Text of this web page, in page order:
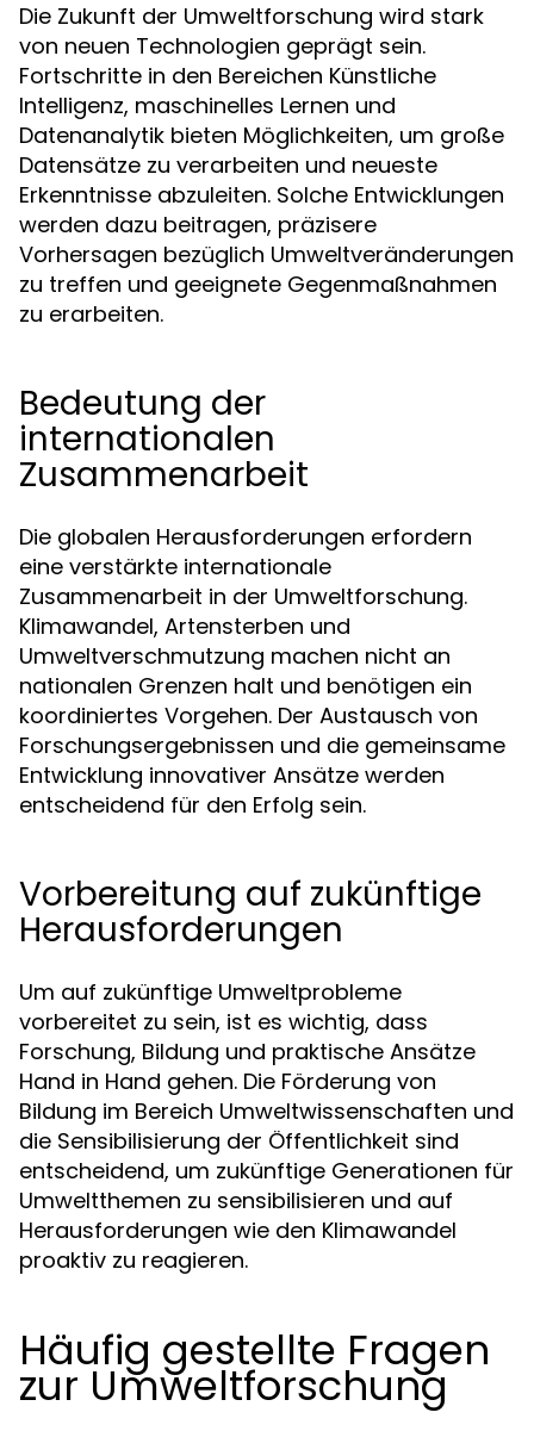
Die Zukunft der Umweltforschung wird stark
von neuen Technologien geprägt sein.
Fortschritte in den Bereichen Künstliche
Intelligenz, maschinelles Lernen und
Datenanalytik bieten Möglichkeiten, um große
Datensätze zu verarbeiten und neueste
Erkenntnisse abzuleiten. Solche Entwicklungen
werden dazu beitragen, präzisere
Vorhersagen bezüglich Umweltveränderungen
zu treffen und geeignete Gegenmaßnahmen
zu erarbeiten.
Bedeutung der
internationalen
Zusammenarbeit
Die globalen Herausforderungen erfordern
eine verstärkte internationale
Zusammenarbeit in der Umweltforschung.
Klimawandel, Artensterben und
Umweltverschmutzung machen nicht an
nationalen Grenzen halt und benötigen ein
koordiniertes Vorgehen. Der Austausch von
Forschungsergebnissen und die gemeinsame
Entwicklung innovativer Ansätze werden
entscheidend für den Erfolg sein.
Vorbereitung auf zukünftige
Herausforderungen
Um auf zukünftige Umweltprobleme
vorbereitet zu sein, ist es wichtig, dass
Forschung, Bildung und praktische Ansätze
Hand in Hand gehen. Die Förderung von
Bildung im Bereich Umweltwissenschaften und
die Sensibilisierung der Öffentlichkeit sind
entscheidend, um zukünftige Generationen für
Umweltthemen zu sensibilisieren und auf
Herausforderungen wie den Klimawandel
proaktiv zu reagieren.
Häufig gestellte Fragen
zur Umweltforschung